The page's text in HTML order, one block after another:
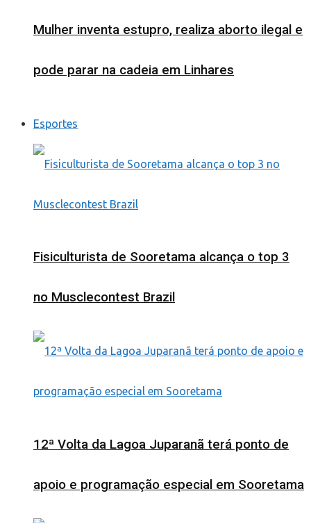
Mulher inventa estupro, realiza aborto ilegal e
pode parar na cadeia em Linhares
Esportes
Fisiculturista de Sooretama alcança o top 3
no Musclecontest Brazil
12ª Volta da Lagoa Juparanã terá ponto de
apoio e programação especial em Sooretama